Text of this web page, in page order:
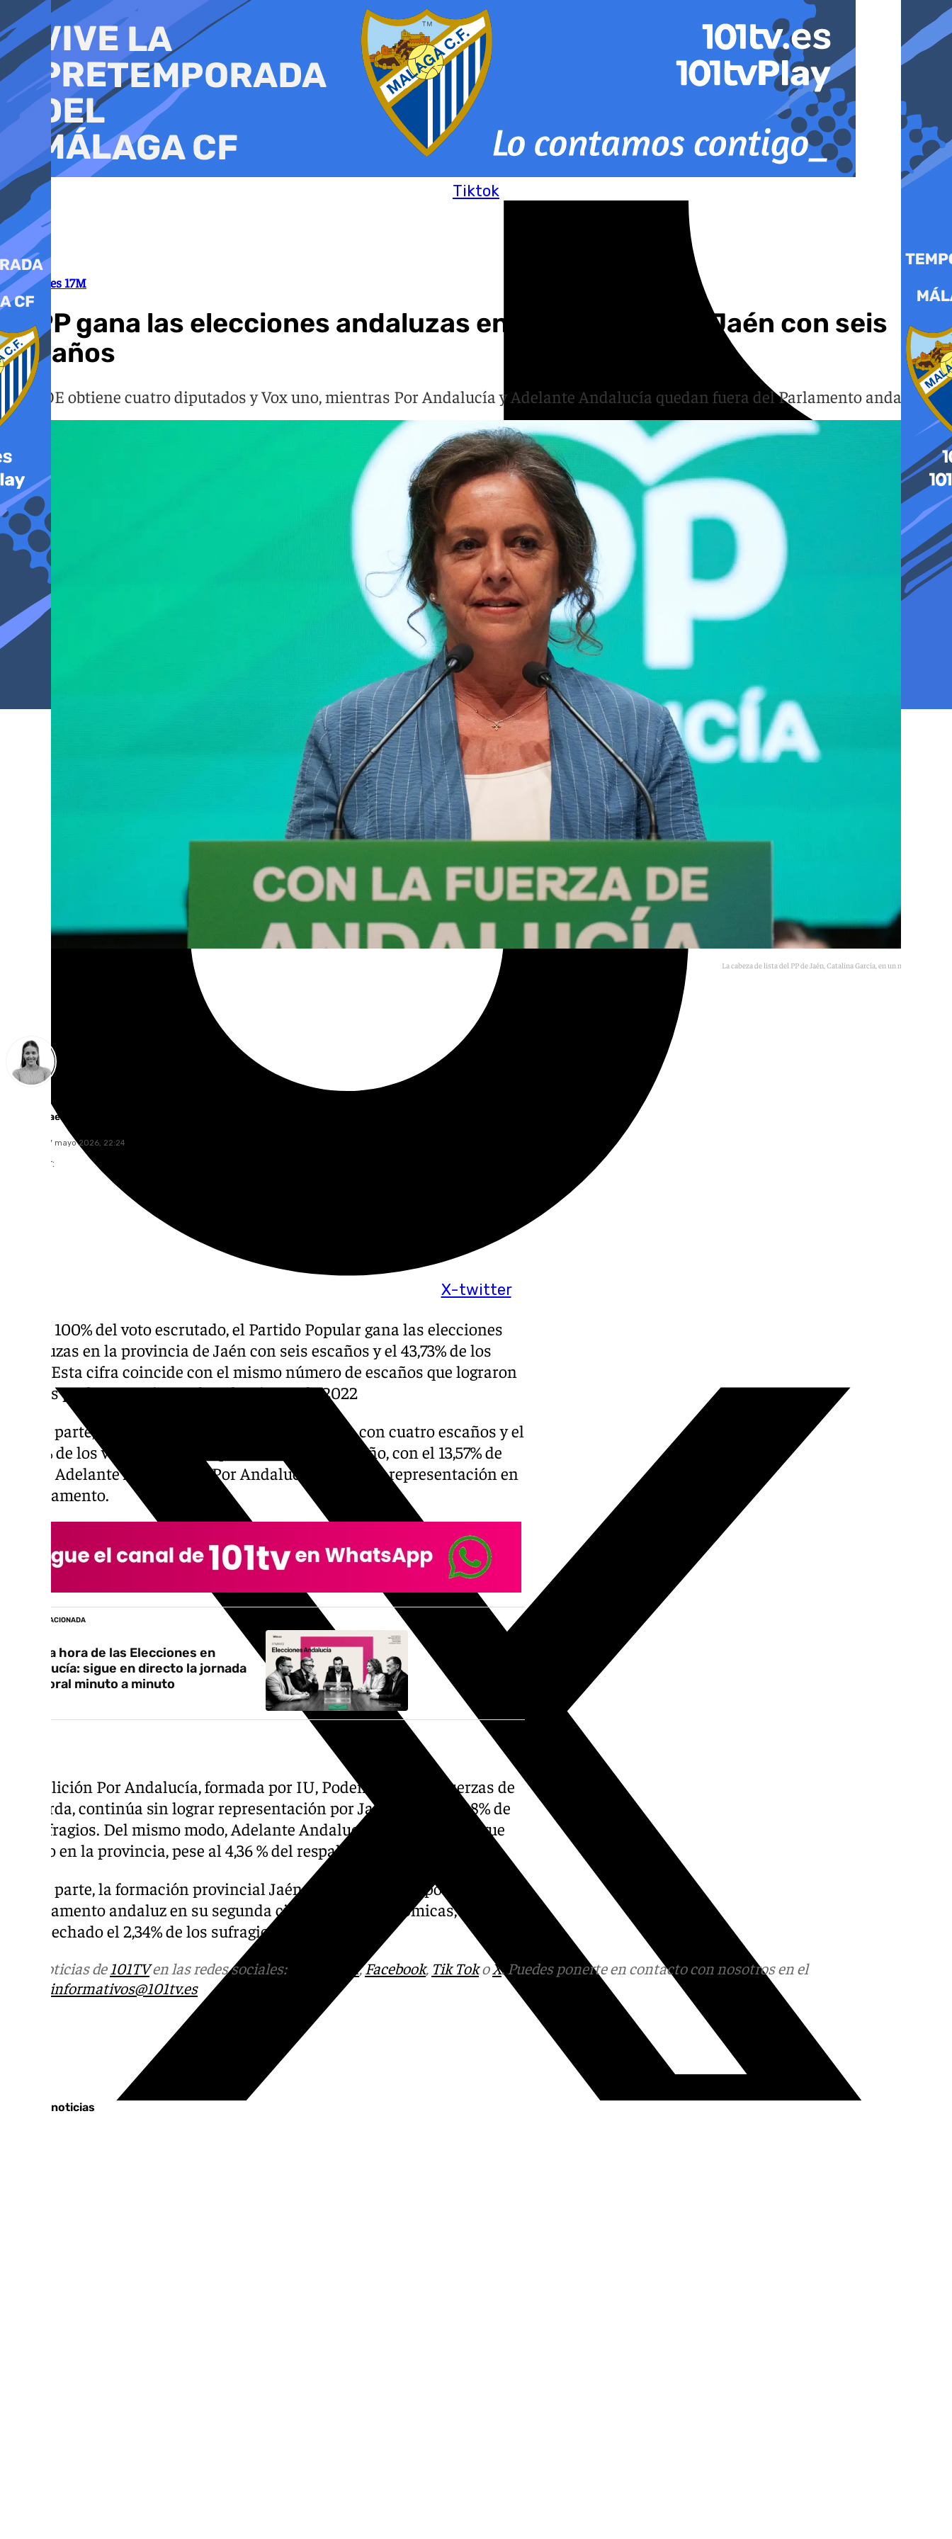
al
contenido
Tiktok
X-twitter
Elecciones 17M
El PP gana las elecciones andaluzas en la provincia de Jaén con seis
escaños
El PSOE obtiene cuatro diputados y Vox uno, mientras Por Andalucía y Adelante Andalucía quedan fuera del Parlamento andaluz.
La cabeza de lista del PP de Jaén, Catalina García, en un mitin electoral.
Natalia Baena
domingo, 17 mayo 2026, 22:24
Compartir:
Con el 100% del voto escrutado, el Partido Popular gana las elecciones
andaluzas en la provincia de Jaén con seis escaños y el 43,73% de los
votos. Esta cifra coincide con el mismo número de escaños que lograron
los seis parlamentarios en las elecciones de 2022
Por su parte, el PSOE queda como segunda fuerza con cuatro escaños y el
27,28% de los votos, mientras que Vox logra un escaño, con el 13,57% de
apoyo. Adelante Andalucía y Por Andalucía no tienen representación en
el Parlamento.
NOTICIA RELACIONADA
Última hora de las Elecciones en
Andalucía: sigue en directo la jornada
electoral minuto a minuto
La coalición Por Andalucía, formada por IU, Podemos y otras fuerzas de
izquierda, continúa sin lograr representación por Jaén, con un 5,08% de
los sufragios. Del mismo modo, Adelante Andalucía tampoco consigue
escaño en la provincia, pese al 4,36 % del respaldo electoral.
Por su parte, la formación provincial Jaén Merece Más tampoco entra en
el Parlamento andaluz en su segunda cita con las autonómicas, aunque
ha cosechado el 2,34% de los sufragios.
Más noticias de101TVen las redes sociales: Instagram,Facebook, Tik TokoX. Puedes ponerte en contacto con nosotros en el
informativos@101tv.es
Últimas noticias